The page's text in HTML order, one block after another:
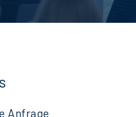
Anfrage